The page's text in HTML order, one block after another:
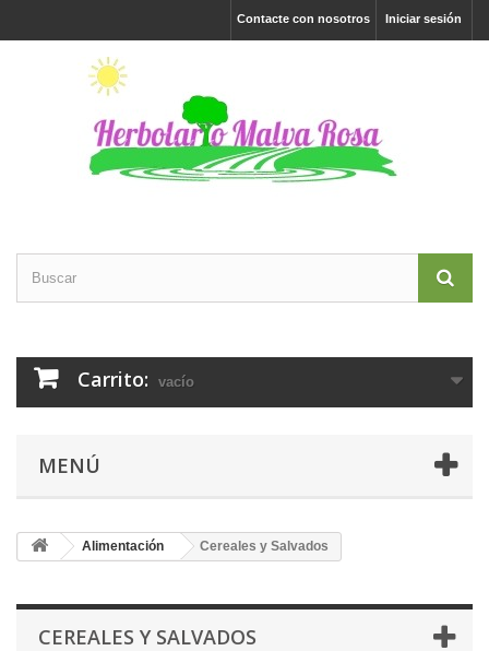
Iniciar sesión
Contacte con nosotros
Carrito: vacío
MENÚ
Alimentación Cereales y Salvados
CEREALES Y SALVADOS